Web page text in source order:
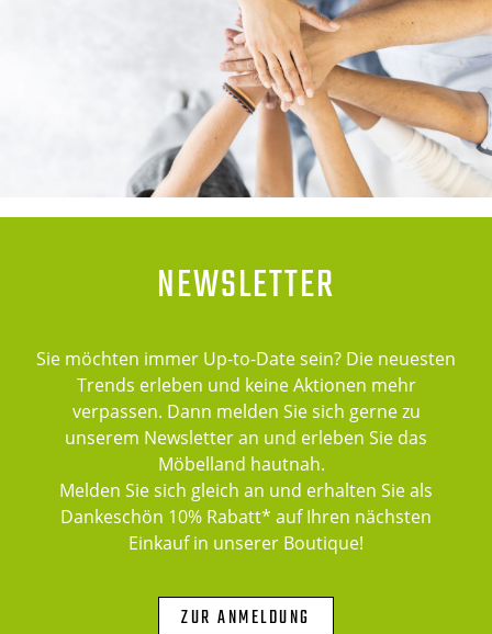
NEWSLETTER
Sie möchten immer Up-to-Date sein? Die neuesten
Trends erleben und keine Aktionen mehr
verpassen. Dann melden Sie sich gerne zu
unserem Newsletter an und erleben Sie das
Möbelland hautnah.
Melden Sie sich gleich an und erhalten Sie als
Dankeschön 10% Rabatt* auf Ihren nächsten
Einkauf in unserer Boutique!
ZUR ANMELDUNG